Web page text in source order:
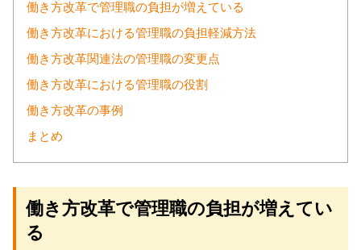
働き方改革で管理職の負担が増えている
働き方改革における管理職の負担軽減方法
働き方改革関連法の管理職の変更点
働き方改革における管理職の役割
働き方改革の事例
まとめ
働き方改革で管理職の負担が増えてい
る